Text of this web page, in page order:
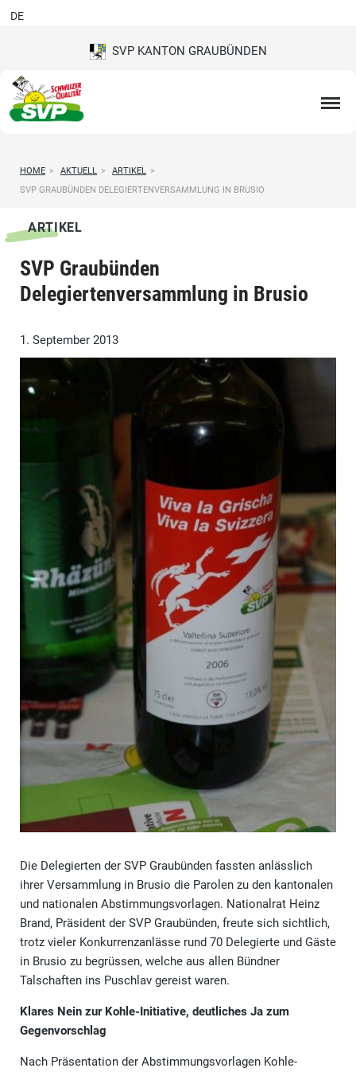
SVP KANTON GRAUBÜNDEN
DE
HOME > AKTUELL > ARTIKEL >
SVP GRAUBÜNDEN DELEGIERTENVERSAMMLUNG IN BRUSIO
ARTIKEL
SVP Graubünden
Delegiertenversammlung in Brusio
1. September 2013
Die Delegierten der SVP Graubünden fassten anlässlich
ihrer Versammlung in Brusio die Parolen zu den kantonalen
und nationalen Abstimmungsvorlagen. Nationalrat Heinz
Brand, Präsident der SVP Graubünden, freute sich sichtlich,
trotz vieler Konkurrenzanlässe rund 70 Delegierte und Gäste
in Brusio zu begrüssen, welche aus allen Bündner
Talschaften ins Puschlav gereist waren.
Klares Nein zur Kohle-Initiative, deutliches Ja zum
Gegenvorschlag
Nach Präsentation der Abstimmungsvorlagen Kohle-